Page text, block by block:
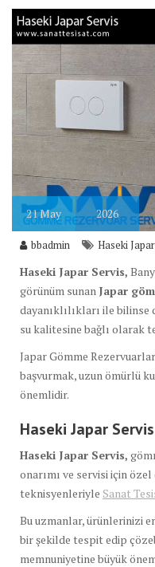
21May 2026
bbadmin Haseki
Haseki Japar Servis,
görünüm sunan Japar
dayanıklılıkları ile bilinse
su kalitesine bağlı olarak
Japar Gömme
başvurmak, uzun ömürlü
önemlidir.
Haseki Japar Servis
Haseki Japar Servis,
onarımı ve servisi için
teknisyenleriyle Sanat
Bu uzmanlar, ürünlerinizi
bir şekilde tespit edip
memnuniyetine büyük